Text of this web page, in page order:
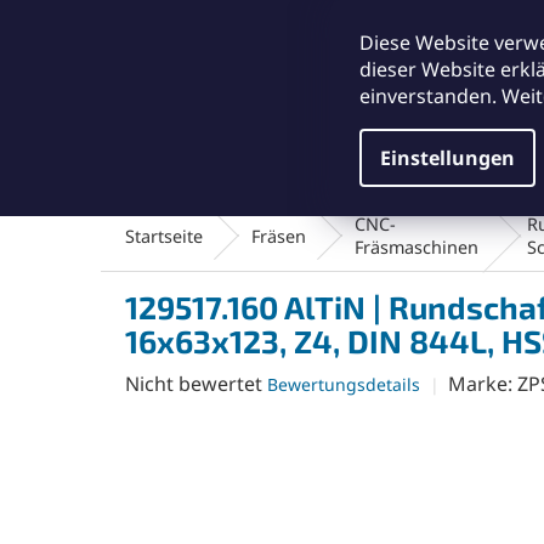
Diese Website
dieser Website
einverstanden.
Einstellungen
Startseite Fräsen
CNC-
Fräsmaschinen
129517.160 AlTiN |
16x63x123, Z4, DIN 844L,
Die
Nicht bewertet Bewertungsdetails Marke: